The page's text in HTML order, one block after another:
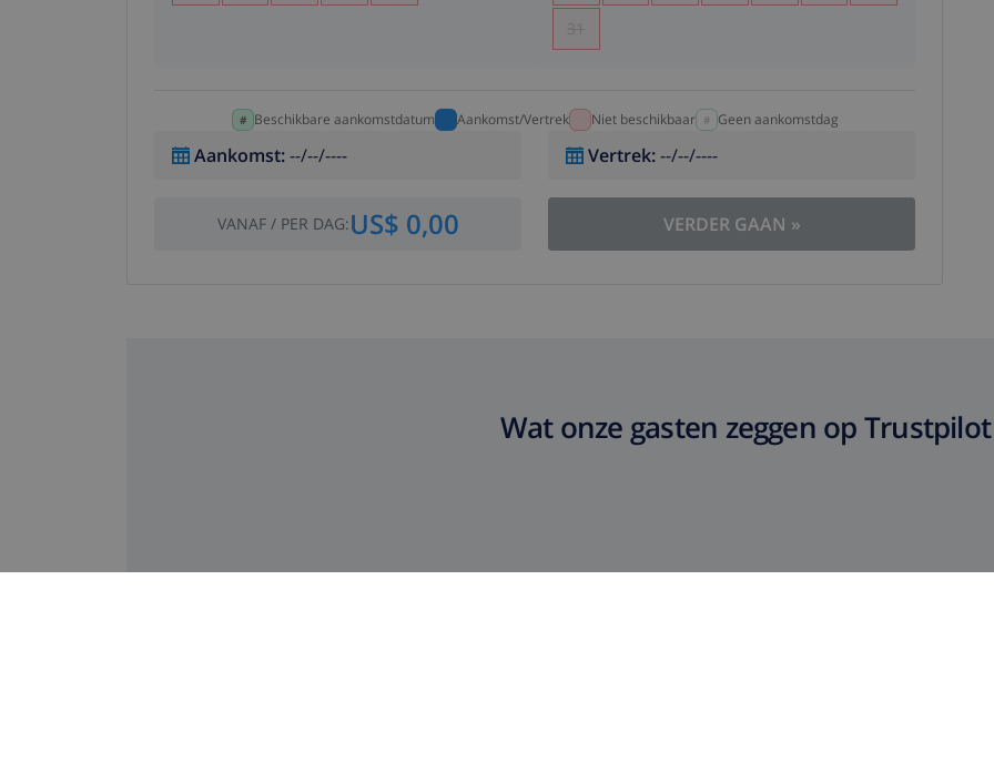
31
Beschikbare aankomstdatum Aankomst/Vertrek Niet beschikbaar Geen aankomstdag
Aankomst:--/--/---- Vertrek:--/--/----
VANAF/ PER DAG:US$ 0,00 VERDER GAAN »
Wat onze gasten zeggen op Trustpilot